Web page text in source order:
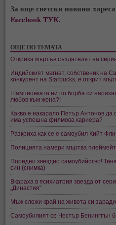
За още светски новини
Facebook ТУК.
ОЩЕ ПО ТЕМАТА
Откриха мъртъв създателят на
Индийският магнат, собственик на
конкурент на Starbucks, е открит
Шампионката ни по борба си
любов към жена?!
Какво е накарало Петър Антонов да
има успешна филмова кариера?
Разкриха как се е самоубил Кийт
Полицията намери мъртва
Поредно звездно самоубийство!
син (снимка)
Вкараха в психиатрия звезда от
„Династия“
Мъж сложи край на живота си
Самоубилият се Честър Бенингтън